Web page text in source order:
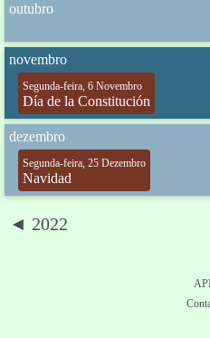
outubro
novembro
Segunda-feira, 6 Novembro
Día de la Constitución
dezembro
Segunda-feira, 25 Dezembro
Navidad
◄ 2022